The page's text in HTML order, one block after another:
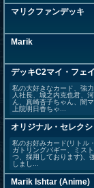
マリクファンデッキ
Marik
デッキC2マイ・フェ
私の大好きなカード、強
人社長、城之内克也君、
ん、真崎杏子ちゃん、闇
上院明日香ちゃ...
オリジナル・セレク
私のお好みカード(リトル
ガトリングバギー、ミス
つ、採用しております)、
しまし...
Marik Ishtar (Anime)